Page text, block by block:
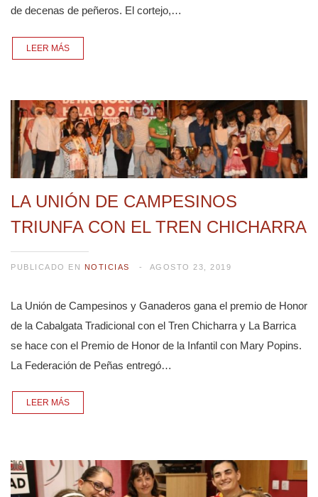
de decenas de peñeros. El cortejo,…
LEER MÁS
LA UNIÓN DE CAMPESINOS
TRIUNFA CON EL TREN CHICHARRA
PUBLICADO EN NOTICIAS AGOSTO 23, 2019
La Unión de Campesinos y Ganaderos gana el premio de Honor
de la Cabalgata Tradicional con el Tren Chicharra y La Barrica
se hace con el Premio de Honor de la Infantil con Mary Popins.
La Federación de Peñas entregó…
LEER MÁS